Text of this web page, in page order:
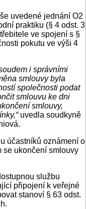
uvedené jednání O2
praktiku (§ 4 odst. 3
ve spojení s §
pokutu ve výši 4
i správními
smlouvy byla
společnosti podat
smlouvu ke dni
smlouvy,
uvedla soudkyně
účastníků oznámení o
se ukončení smlouvy
službu
připojení k veřejné
stanoví § 63 odst.